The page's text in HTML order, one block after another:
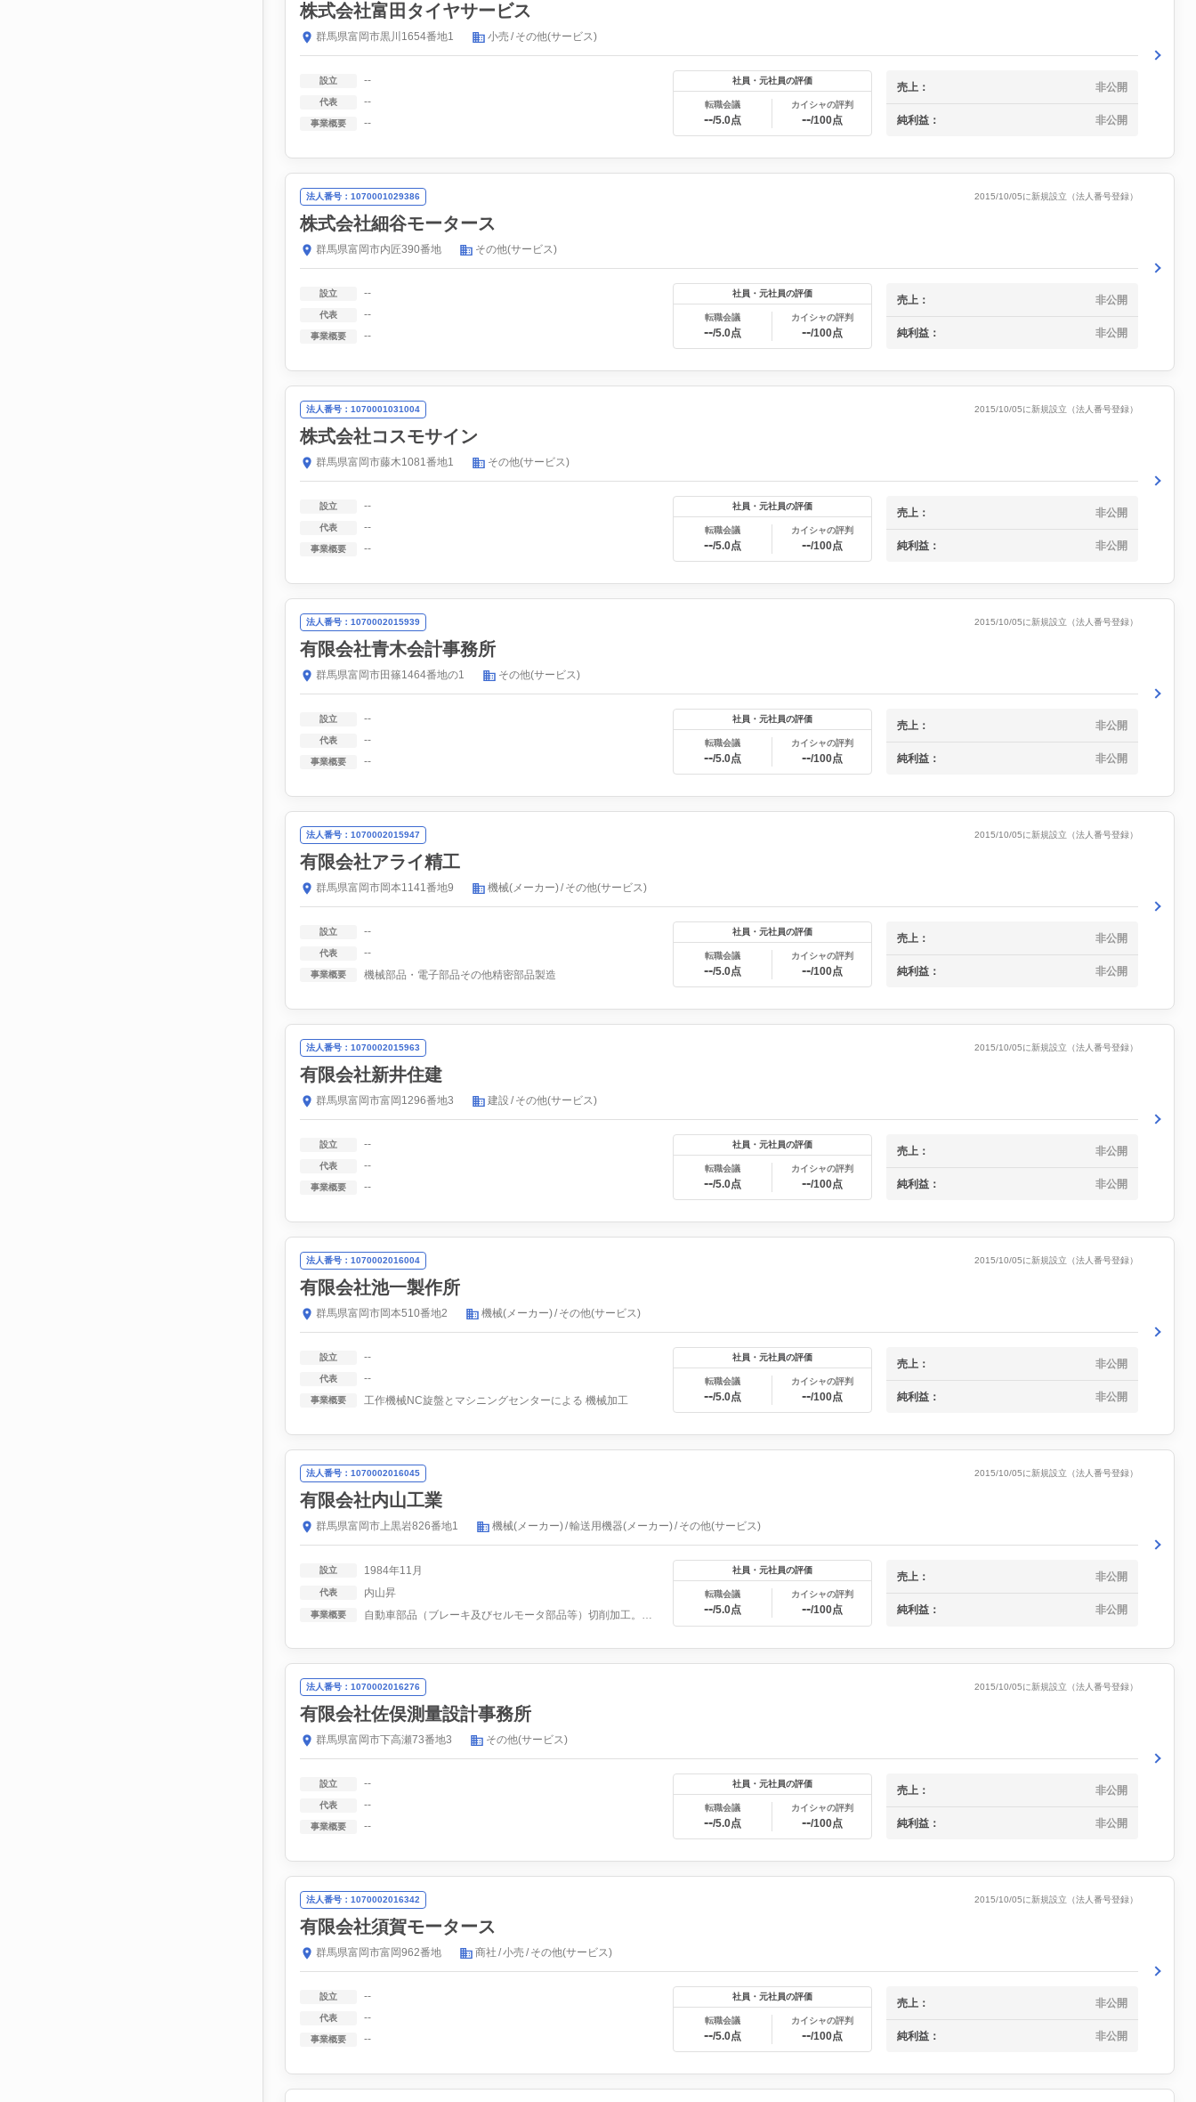
株式会社富田タイヤサービス
群馬県富岡市黒川1654番地1 小売 その他(サービス)
設立 --
代表 --
事業概要 --
社員・元社員の評価
転職会議
--/5.0点
カイシャの評判
--/100点
売上： 非公開
純利益： 非公開
法人番号：1070001029386 2015/10/05に新規設立（法人番号登録）
株式会社細谷モータース
群馬県富岡市内匠390番地 その他(サービス)
設立 --
代表 --
事業概要 --
社員・元社員の評価
転職会議
--/5.0点
カイシャの評判
--/100点
売上： 非公開
純利益： 非公開
法人番号：1070001031004 2015/10/05に新規設立（法人番号登録）
株式会社コスモサイン
群馬県富岡市藤木1081番地1 その他(サービス)
設立 --
代表 --
事業概要 --
社員・元社員の評価
転職会議
--/5.0点
カイシャの評判
--/100点
売上： 非公開
純利益： 非公開
法人番号：1070002015939 2015/10/05に新規設立（法人番号登録）
有限会社青木会計事務所
群馬県富岡市田篠1464番地の1 その他(サービス)
設立 --
代表 --
事業概要 --
社員・元社員の評価
転職会議
--/5.0点
カイシャの評判
--/100点
売上： 非公開
純利益： 非公開
法人番号：1070002015947 2015/10/05に新規設立（法人番号登録）
有限会社アライ精工
群馬県富岡市岡本1141番地9 機械(メーカー) その他(サービス)
設立 --
代表 --
事業概要 機械部品・電子部品その他精密部品製造
社員・元社員の評価
転職会議
--/5.0点
カイシャの評判
--/100点
売上： 非公開
純利益： 非公開
法人番号：1070002015963 2015/10/05に新規設立（法人番号登録）
有限会社新井住建
群馬県富岡市富岡1296番地3 建設 その他(サービス)
設立 --
代表 --
事業概要 --
社員・元社員の評価
転職会議
--/5.0点
カイシャの評判
--/100点
売上： 非公開
純利益： 非公開
法人番号：1070002016004 2015/10/05に新規設立（法人番号登録）
有限会社池一製作所
群馬県富岡市岡本510番地2 機械(メーカー) その他(サービス)
設立 --
代表 --
事業概要 工作機械NC旋盤とマシニングセンターによる 機械加工
社員・元社員の評価
転職会議
--/5.0点
カイシャの評判
--/100点
売上： 非公開
純利益： 非公開
法人番号：1070002016045 2015/10/05に新規設立（法人番号登録）
有限会社内山工業
群馬県富岡市上黒岩826番地1 機械(メーカー) 輸送用機器(メーカー) その他(サービス)
設立 1984年11月
代表 内山昇
事業概要 自動車部品（ブレーキ及びセルモータ部品等）切削加工。コピー...
社員・元社員の評価
転職会議
--/5.0点
カイシャの評判
--/100点
売上： 非公開
純利益： 非公開
法人番号：1070002016276 2015/10/05に新規設立（法人番号登録）
有限会社佐俣測量設計事務所
群馬県富岡市下高瀬73番地3 その他(サービス)
設立 --
代表 --
事業概要 --
社員・元社員の評価
転職会議
--/5.0点
カイシャの評判
--/100点
売上： 非公開
純利益： 非公開
法人番号：1070002016342 2015/10/05に新規設立（法人番号登録）
有限会社須賀モータース
群馬県富岡市富岡962番地 商社 小売 その他(サービス)
設立 --
代表 --
事業概要 --
社員・元社員の評価
転職会議
--/5.0点
カイシャの評判
--/100点
売上： 非公開
純利益： 非公開